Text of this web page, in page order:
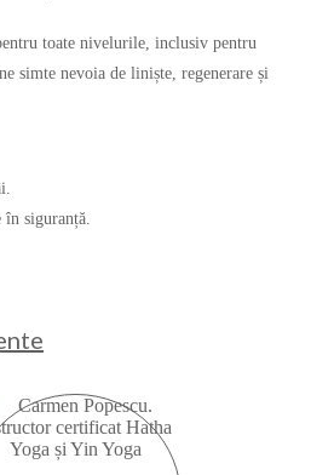
toate nivelurile, inclusiv pentru
simte nevoia de liniște, regenerare și
în siguranță.